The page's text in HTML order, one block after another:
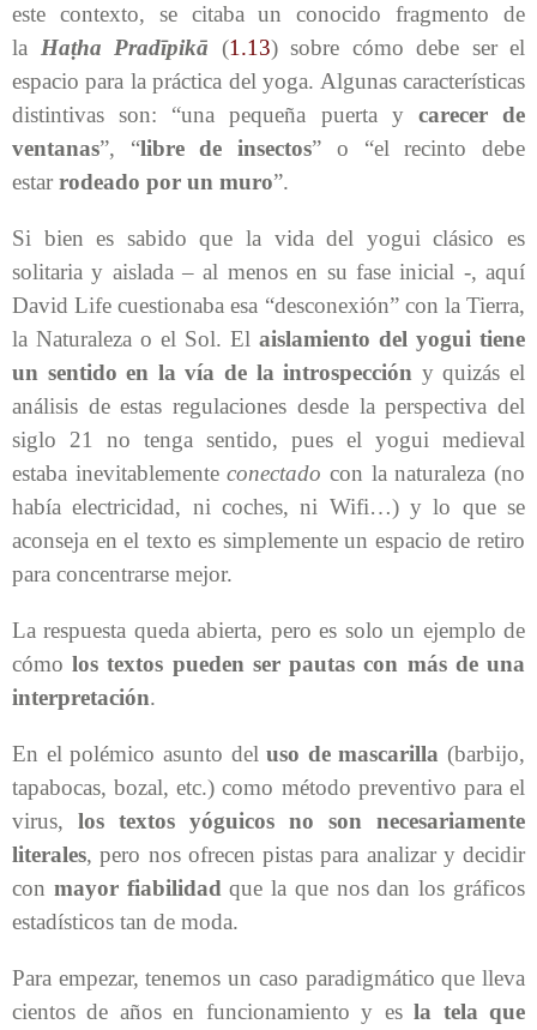
este contexto, se citaba un conocido fragmento de
la Haṭha Pradīpikā (1.13) sobre cómo debe ser el
espacio para la práctica del yoga. Algunas características
distintivas son: “una pequeña puerta ycarecer de
ventanas”, “libre de insectos” o “el recinto debe
estar rodeado por un muro”.
Si bien es sabido que la vida del yogui clásico es
solitaria y aislada – al menos en su fase inicial -, aquí
David Life cuestionaba esa “desconexión” con la Tierra,
la Naturaleza o el Sol. El aislamiento del yogui tiene
un sentido en la vía de la introspección y quizás el
análisis de estas regulaciones desde la perspectiva del
siglo 21 no tenga sentido, pues el yogui medieval
estaba inevitablementeconectado con la naturaleza (no
había electricidad, ni coches, ni Wifi…) y lo que se
aconseja en el texto es simplemente un espacio de retiro
para concentrarse mejor.
La respuesta queda abierta, pero es solo un ejemplo de
cómolos textos pueden ser pautas con más de una
interpretación.
En el polémico asunto deluso de mascarilla (barbijo,
tapabocas, bozal, etc.) como método preventivo para el
virus, los textos yóguicos no son necesariamente
literales, pero nos ofrecen pistas para analizar y decidir
con mayor fiabilidad que la que nos dan los gráficos
estadísticos tan de moda.
Para empezar, tenemos un caso paradigmático que lleva
cientos de años en funcionamiento y esla tela que